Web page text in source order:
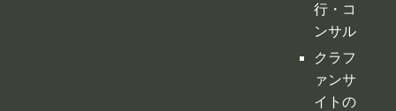
行・コ
ンサル
クラフ
ァンサ
イトの